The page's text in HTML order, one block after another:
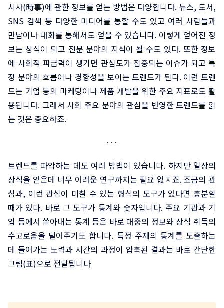
시사(時事)에 관한 정보를 얻는 방법은 다양합니다. 뉴스, 도서,
SNS 검색 등 다양한 미디어를 통할 수도 있고 여러 사람들과
만남이나 대화를 통해서도 얻을 수 있습니다. 이렇게 얻어진 정
보는 상식이 되고 전문 분야의 지식이 될 수도 있다. 또한 정보
에 사회적 파급력이 생기면 관심도가 집중되는 이슈가 되고 특
정 분야의 흐름이나 경향성을 보이는 트렌드가 된다. 이런 트렌
드는 기업 등의 마케팅이나 제품 개발을 위한 주요 지표로도 활
용됩니다. 그래서 사회 주요 분야의 관심을 반영한 트렌드를 읽
는 것은 중요하죠.
트렌드를 파악하는 데도 여러 방법이 있습니다. 하지만 일상의
상식을 얻은데 너무 어려운 연구까지는 필요 없ㅈ죠. 조금의 관
심과, 이런 관심이 미칠 수 있는 형식의 도구가 있다면 충분할
때가 있다. 바로 그 도구가 통계와 숫자입니다. 주요 기관과 기
업 등에서 쏟아내는 통계 등은 바로 대중의 정보와 상식 취득의
수고로움을 덜어주기도 합니다. 특정 주제의 통계를 도출하는
데 들어가는 노력과 시간의 과정이 압축된 결과는 바로 간단한
그림(표)으로 전달됩니다